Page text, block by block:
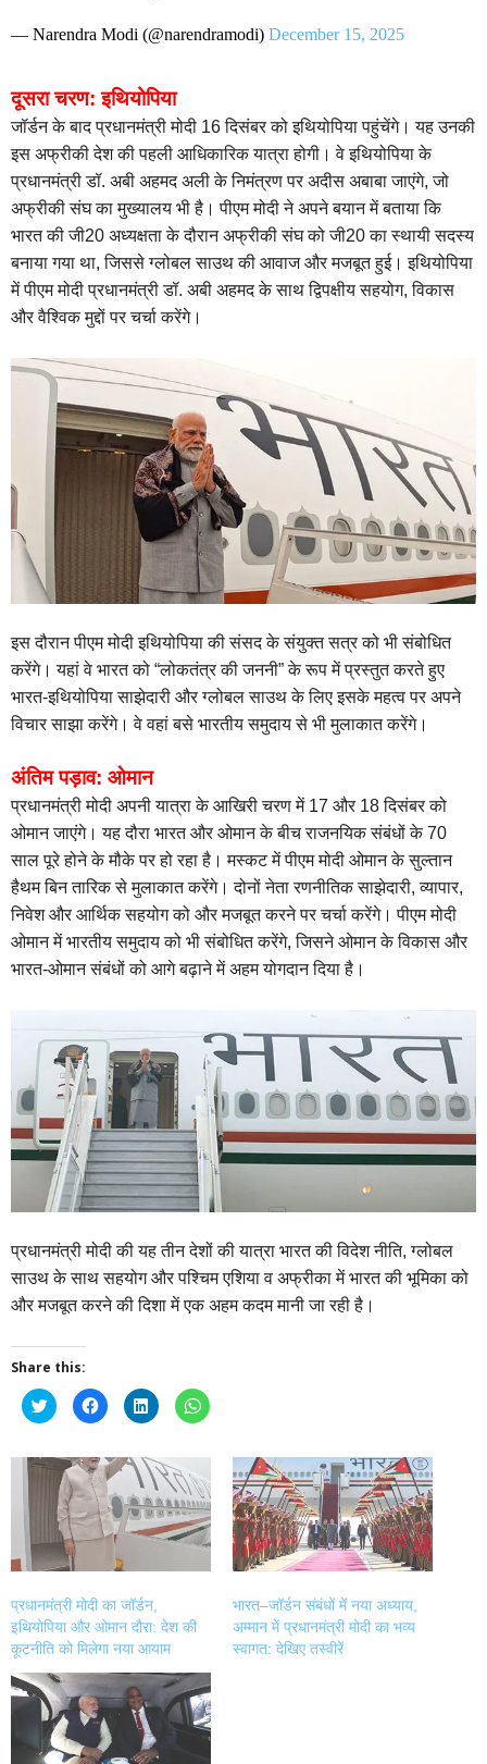
— Narendra Modi (@narendramodi) December 15, 2025
दूसरा चरण: इथियोपिया
जॉर्डन के बाद प्रधानमंत्री मोदी 16 दिसंबर को इथियोपिया पहुंचेंगे। यह उनकी
इस अफ्रीकी देश की पहली आधिकारिक यात्रा होगी। वे इथियोपिया के
प्रधानमंत्री डॉ. अबी अहमद अली के निमंत्रण पर अदीस अबाबा जाएंगे, जो
अफ्रीकी संघ का मुख्यालय भी है। पीएम मोदी ने अपने बयान में बताया कि
भारत की जी20 अध्यक्षता के दौरान अफ्रीकी संघ को जी20 का स्थायी सदस्य
बनाया गया था, जिससे ग्लोबल साउथ की आवाज और मजबूत हुई। इथियोपिया
में पीएम मोदी प्रधानमंत्री डॉ. अबी अहमद के साथ द्विपक्षीय सहयोग, विकास
और वैश्विक मुद्दों पर चर्चा करेंगे।
इस दौरान पीएम मोदी इथियोपिया की संसद के संयुक्त सत्र को भी संबोधित
करेंगे। यहां वे भारत को “लोकतंत्र की जननी” के रूप में प्रस्तुत करते हुए
भारत-इथियोपिया साझेदारी और ग्लोबल साउथ के लिए इसके महत्व पर अपने
विचार साझा करेंगे। वे वहां बसे भारतीय समुदाय से भी मुलाकात करेंगे।
अंतिम पड़ाव: ओमान
प्रधानमंत्री मोदी अपनी यात्रा के आखिरी चरण में 17 और 18 दिसंबर को
ओमान जाएंगे। यह दौरा भारत और ओमान के बीच राजनयिक संबंधों के 70
साल पूरे होने के मौके पर हो रहा है। मस्कट में पीएम मोदी ओमान के सुल्तान
हैथम बिन तारिक से मुलाकात करेंगे। दोनों नेता रणनीतिक साझेदारी, व्यापार,
निवेश और आर्थिक सहयोग को और मजबूत करने पर चर्चा करेंगे। पीएम मोदी
ओमान में भारतीय समुदाय को भी संबोधित करेंगे, जिसने ओमान के विकास और
भारत-ओमान संबंधों को आगे बढ़ाने में अहम योगदान दिया है।
प्रधानमंत्री मोदी की यह तीन देशों की यात्रा भारत की विदेश नीति, ग्लोबल
साउथ के साथ सहयोग और पश्चिम एशिया व अफ्रीका में भारत की भूमिका को
और मजबूत करने की दिशा में एक अहम कदम मानी जा रही है।
Share this:
Click
to
share
Twitter
(Opens
new
window)
Click
to
share
Facebook
(Opens
in
new
window)
Click
to
share
LinkedIn
(Opens
in
new
window)
Click
to
WhatsApp
(Opens
in
new
window)
प्रधानमंत्री मोदी का जॉर्डन,
इथियोपिया और ओमान दौरा: देश की
कूटनीति को मिलेगा नया आयाम
भारत–जॉर्डन संबंधों में नया अध्याय,
अम्मान में प्रधानमंत्री मोदी का भव्य
स्वागत: देखिए तस्वीरें